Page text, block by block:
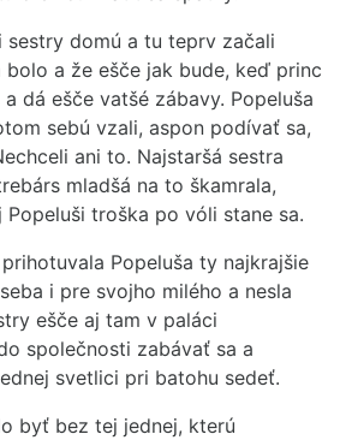
sestry domú a tu teprv začali
a že ešče jak bude, keď princ
dá ešče vatšé zábavy. Popeluša
sebú vzali, aspon podívať sa,
ani to. Najstaršá sestra
mladšá na to škamrala,
troška po vóli stane sa.
Popeluša ty najkrajšie
i pre svojho milého a nesla
ešče aj tam v paláci
společnosti zabávať sa a
svetlici pri batohu sedeť.
byť bez tej jednej, kterú